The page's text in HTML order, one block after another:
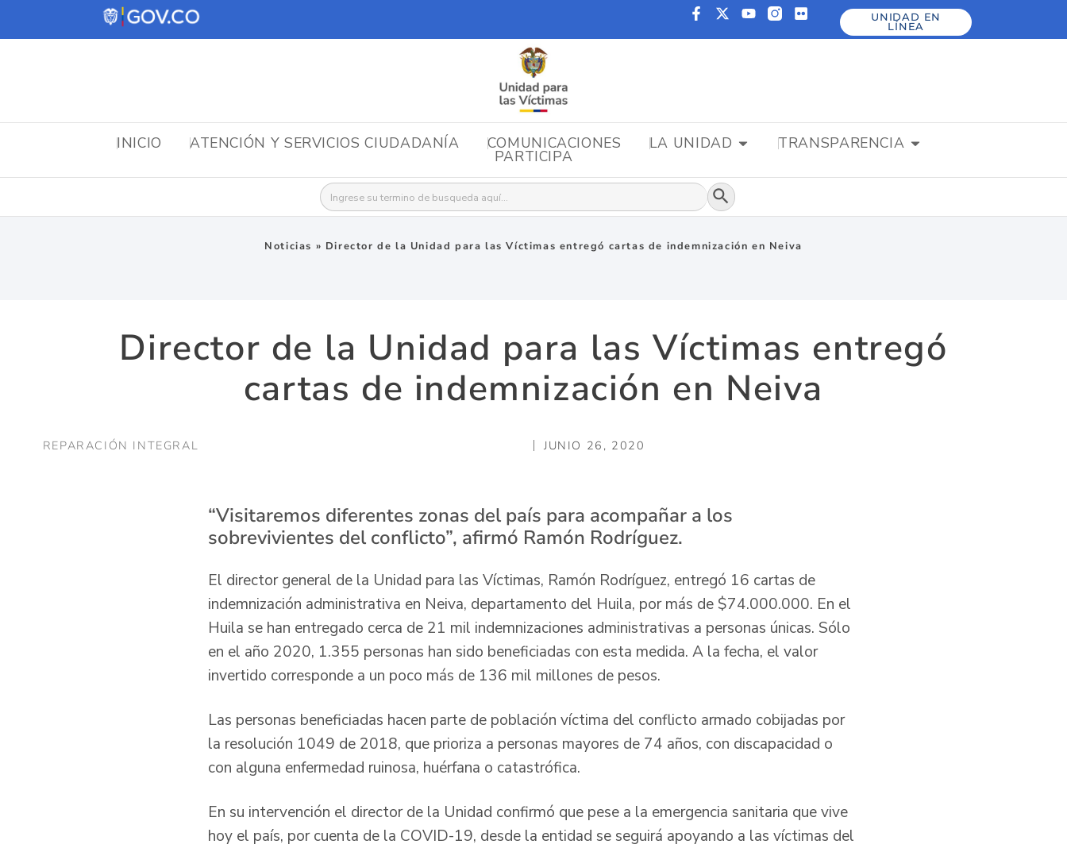
UNIDAD EN
LÍNEA
INICIO ATENCIÓN Y SERVICIOS CIUDADANÍA COMUNICACIONES LA UNIDAD TRANSPARENCIA
PARTICIPA
Buscar: Botón de búsqueda
Noticias » Director de la Unidad para las Víctimas entregó cartas de indemnización en Neiva
Director de la Unidad para las Víctimas entregó
cartas de indemnización en Neiva
REPARACIÓN INTEGRAL JUNIO 26, 2020
“Visitaremos diferentes zonas del país para acompañar a los
sobrevivientes del conflicto”, afirmó Ramón Rodríguez.
El director general de la Unidad para las Víctimas, Ramón Rodríguez, entregó 16 cartas de
indemnización administrativa en Neiva, departamento del Huila, por más de $74.000.000. En el
Huila se han entregado cerca de 21 mil indemnizaciones administrativas a personas únicas. Sólo
en el año 2020, 1.355 personas han sido beneficiadas con esta medida. A la fecha, el valor
invertido corresponde a un poco más de 136 mil millones de pesos.
Las personas beneficiadas hacen parte de población víctima del conflicto armado cobijadas por
la resolución 1049 de 2018, que prioriza a personas mayores de 74 años, con discapacidad o
con alguna enfermedad ruinosa, huérfana o catastrófica.
En su intervención el director de la Unidad confirmó que pese a la emergencia sanitaria que vive
hoy el país, por cuenta de la COVID-19, desde la entidad se seguirá apoyando a las víctimas del